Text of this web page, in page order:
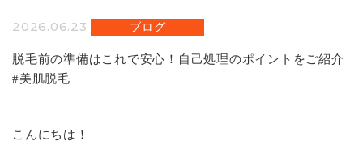
NEWS Q&A
無料カウンセリング予約
2026.06.23 ブログ
脱毛前の準備はこれで安心！自己処理のポイントをご紹介
#美肌脱毛
こんにちは！